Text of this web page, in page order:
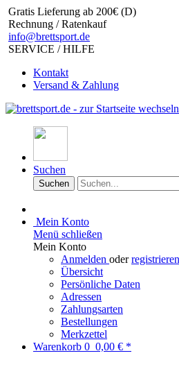
Gratis Lieferung ab 200€ (D)
Rechnung / Ratenkauf
info@brettsport.de
SERVICE / HILFE
Kontakt
Versand & Zahlung
Suchen
Suchen
Mein Konto
Menü schließen
Mein Konto
Anmelden oderregistrieren
Übersicht
Persönliche Daten
Adressen
Zahlungsarten
Bestellungen
Merkzettel
Warenkorb 0 0,00 € *